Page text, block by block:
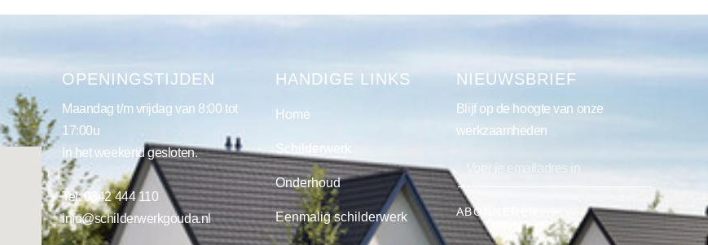
OPENINGSTIJDEN
Maandag t/m vrijdag van 8:00 tot
17:00u
In het weekend gesloten.
Tel:0342 444 110
info@schilderwerkgouda.nl
HANDIGE LINKS
Home
Schilderwerk
Onderhoud
Eenmalig schilderwerk
NIEUWSBRIEF
Blijf op de hoogte van onze
werkzaamheden
ABONNEREN ⟶